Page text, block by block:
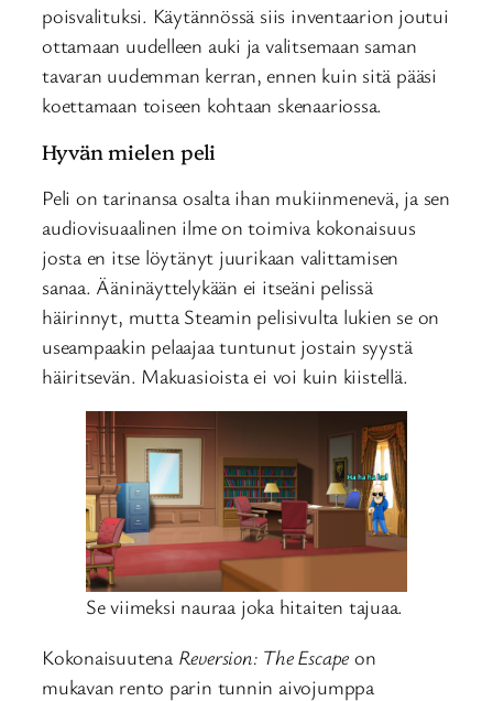
poisvalituksi. Käytännössä siis inventaarion joutui
ottamaan uudelleen auki ja valitsemaan saman
tavaran uudemman kerran, ennen kuin sitä pääsi
koettamaan toiseen kohtaan skenaariossa.
Hyvän mielen peli
Peli on tarinansa osalta ihan mukiinmenevä, ja sen
audiovisuaalinen ilme on toimiva kokonaisuus
josta en itse löytänyt juurikaan valittamisen
sanaa. Ääninäyttelykään ei itseäni pelissä
häirinnyt, mutta Steamin pelisivulta lukien se on
useampaakin pelaajaa tuntunut jostain syystä
häiritsevän. Makuasioista ei voi kuin kiistellä.
Se viimeksi nauraa joka hitaiten tajuaa.
Kokonaisuutena Reversion: The Escape on
mukavan rento parin tunnin aivojumppa